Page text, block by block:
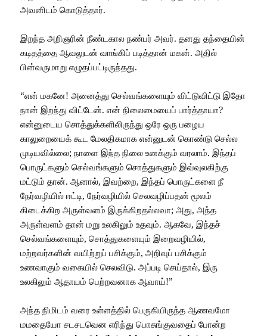
அவனிடம் கொடுத்தார்.
இறந்த அறிஞரின் நீண்டகால நண்பர் அவர். தனது தந்தையின்
கடிதத்தை ஆவலுடன் வாங்கிப் படித்தான் மகன். அதில்
பின்வருமாறு எழுதப்பட்டிருந்தது.
“என் மகனே! அனைத்து செல்வங்களையும் விட்டுவிட்டு இதோ
நான் இறந்து விட்டேன். என் நிலைமையைப் பார்த்தாயா?
என்னுடைய சொத்துக்களிலிருந்து ஒரே ஒரு பழைய
காலுறையைக் கூட மேலதிகமாக என்னுடன் கொண்டு செல்ல
முடியவில்லை; நாளை இந்த நிலை உனக்கும் வரலாம். இந்தப்
பொருட்களும் செல்வங்களும் சொத்துகளும் இவ்வுலகிற்கு
மட்டும் தான். ஆனால், இவற்றை, இந்தப் பொருட்களை நீ
நேர்வழியில் ஈட்டி, நேர்வழியில் செலவழிப்பதன் மூலம்
கிடைக்கிற அருள்வளம் இருக்கிறதல்லவா; அது, அந்த
அருள்வளம் தான் மறு உலகிலும் உதவும். ஆகவே, இந்தச்
செல்வங்களையும், சொத்துகளையும் இறைவழியில்,
மற்றவர்களின் வயிற்றுப் பசிக்கும், அறிவுப் பசிக்கும்
உணவாகும் வகையில் செலவிடு. அப்படி செய்தால், இரு
உலகிலும் ஆதாயம் பெற்றவனாக ஆவாய்!”
அந்த நிமிடம் வரை உள்ளத்தில் பெருகியிருந்த ஆணவமோ
மமதையோ சடசடவென எரிந்து பொசுங்குவதைப் போன்ற